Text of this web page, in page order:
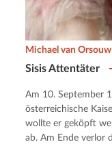
Sisis Attentäter
Michael van Orsouw
Am 10. September
österreichische
wollte er geköpft
ab. Am Ende verlor